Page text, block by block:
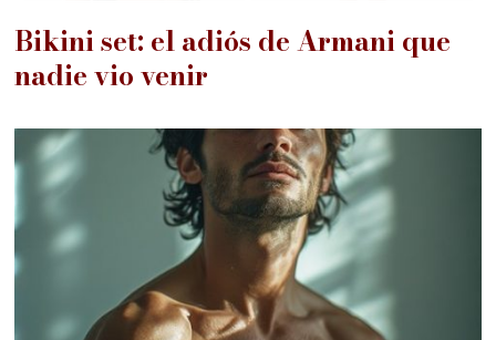
Bikini set: el adiós de Armani que
nadie vio venir